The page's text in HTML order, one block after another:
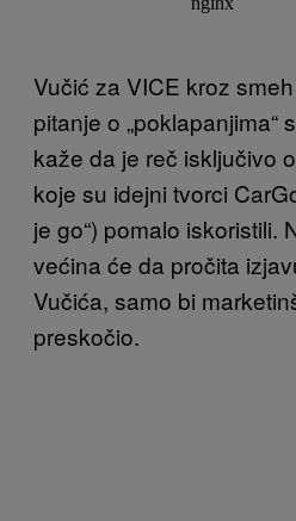
Vučić za VICE kroz
pitanje o „poklapanjima“
kaže da je reč isključivo
koje su idejni tvorci
je go“) pomalo iskoristili.
većina će da pročita
Vučića, samo bi
preskočio.